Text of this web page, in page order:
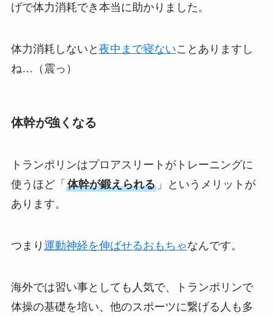
げで体力消耗でき本当に助かりました。
体力消耗しないと 夜中まで寝ないことありますし
ね…（震っ）
体幹が強くなる
トランポリンはプロアスリートがトレーニングに
使うほど「 体幹が鍛えられる」というメリットが
あります。
つまり 運動神経を伸ばせるおもちゃなんです。
海外では習い事としても人気で、トランポリンで
体操の基礎を培い、他のスポーツに繋げる人も多